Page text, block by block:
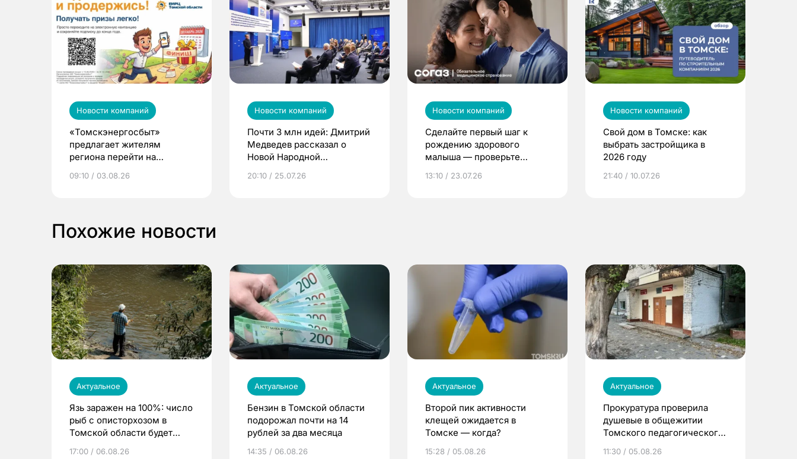
Новости компаний
«Томскэнергосбыт»
предлагает жителям
региона перейти на
выиграть призы
09:10 / 03.08.26
Новости компаний
Почти 3 млн идей: Дмитрий
Медведев рассказал о
Новой Народной
20:10 / 25.07.26
Новости компаний
Сделайте первый шаг к
рождению здорового
малыша — проверьте
по ОМС!
13:10 / 23.07.26
Новости компаний
Свой дом в Томске: как
выбрать застройщика в
2026 году
21:40 / 10.07.26
Похожие новости
Актуальное
Язь заражен на 100%: число
рыб с описторхозом в
Томской области будет
17:00 / 06.08.26
Актуальное
Бензин в Томской области
подорожал почти на 14
рублей за два месяца
14:35 / 06.08.26
Актуальное
Второй пик активности
клещей ожидается в
Томске — когда?
15:28 / 05.08.26
Актуальное
Прокуратура проверила
душевые в общежитии
Томского педагогического
11:30 / 05.08.26